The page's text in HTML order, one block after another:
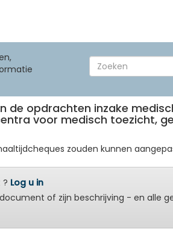
en de opdrachten inzake
voor medisch toezicht,
zouden kunnen
Log u in
of zijn beschrijving - en alle